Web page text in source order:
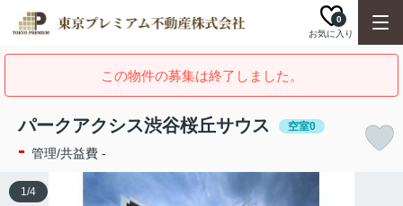
お気に入り
0
この物件の募集は終了しました。
パークアクシス渋谷桜丘サウス 空室0
- 管理/共益費 -
1/4